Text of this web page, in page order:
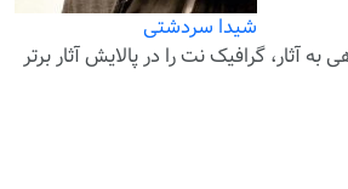
شیدا سردشتی
به آثار، گرافیک نت را در پالایش آثار برتر